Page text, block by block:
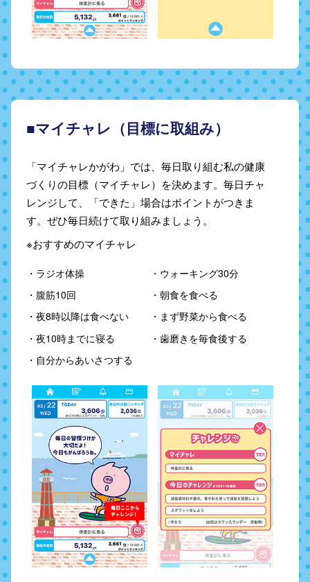
■マイチャレ（目標に取組み）
「マイチャレかがわ」では、毎日取り組む私の健康
づくりの目標（マイチャレ）を決めます。毎日チャ
レンジして、「できた」場合はポイントがつきま
す。ぜひ毎日続けて取り組みましょう。
※おすすめのマイチャレ
・ラジオ体操
・ウォーキング30分
・腹筋10回
・朝食を食べる
・夜8時以降は食べない
・まず野菜から食べる
・夜10時までに寝る
・歯磨きを毎食後する
・自分からあいさつする